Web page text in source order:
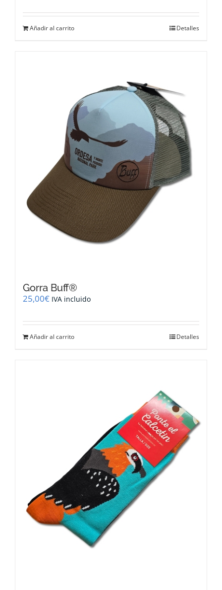
Añadir al carrito Detalles
Gorra Buff®
25,00€ IVA incluido
Añadir al carrito Detalles